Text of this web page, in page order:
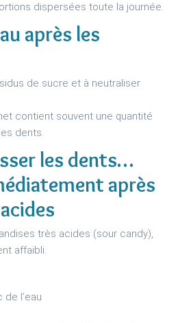
dispersées toute la journée.
après les
de sucre et à neutraliser
contient souvent une quantité
dents.
les dents…
après
très acides (sour candy),
affaibli.
l’eau